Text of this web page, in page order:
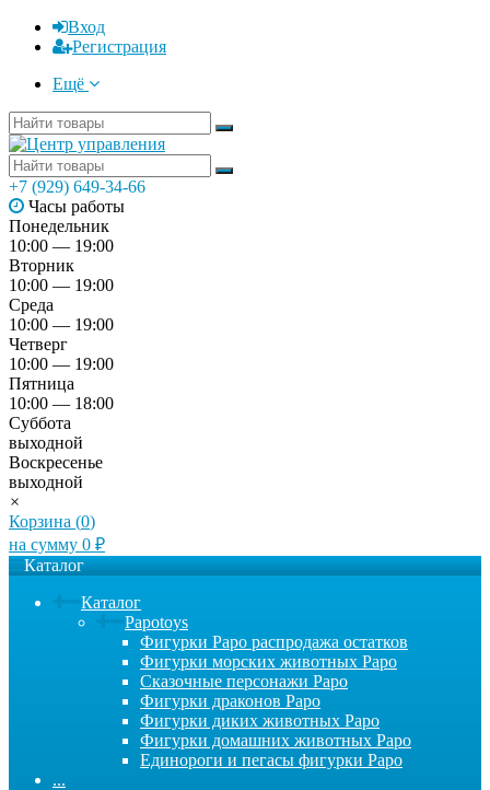
Вход
Регистрация
Ещё
+7 (929) 649-34-66
Часы работы
Понедельник
10:00 — 19:00
Вторник
10:00 — 19:00
Среда
10:00 — 19:00
Четверг
10:00 — 19:00
Пятница
10:00 — 18:00
Суббота
выходной
Воскресенье
выходной
×
Корзина (0)
на сумму 0 ₽
Каталог
Каталог
Papotoys
Фигурки Papo распродажа остатков
Фигурки морских животных Papo
Сказочные персонажи Papo
Фигурки драконов Papo
Фигурки диких животных Papo
Фигурки домашних животных Papo
Единороги и пегасы фигурки Papo
...